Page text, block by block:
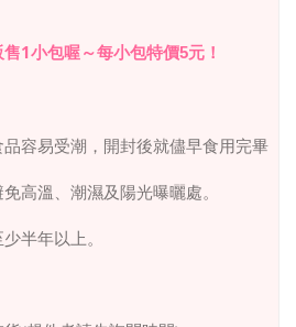
1小包喔～每小包特價5元！
容易受潮，開封後就儘早食用完畢
高溫、潮濕及陽光曝曬處。
半年以上。